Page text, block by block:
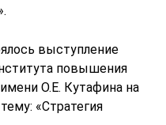
выступление
повышения
О.Е. Кутафина на
«Стратегия